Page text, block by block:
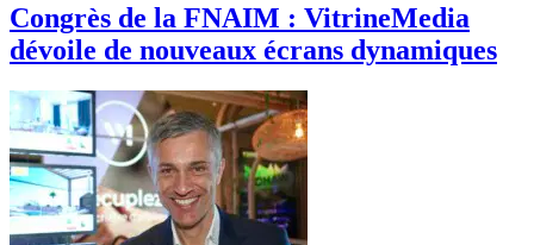
Congrès de la FNAIM : VitrineMedia
dévoile de nouveaux écrans dynamiques